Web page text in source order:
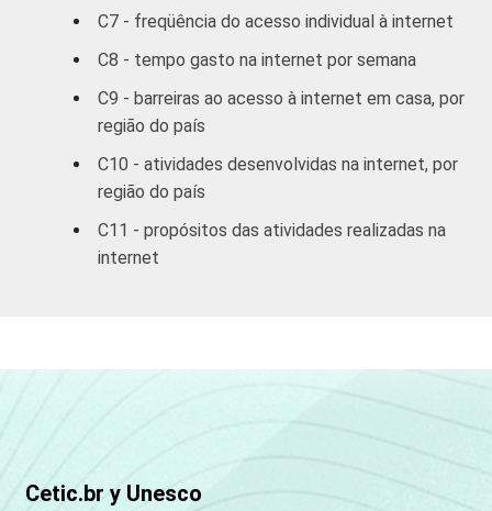
R$501-
66,75 45,78
R$1001-
68,85 50,48
R$1801 OU
GRAU DE
Fundamental
C7 - freqüência do acesso individual à internet
C8 - tempo gasto na internet por semana
C9 - barreiras ao acesso à internet em casa, por
região do país
C10 - atividades desenvolvidas na internet, por
região do país
C11 - propósitos das atividades realizadas na
internet
Cetic.br y Unesco